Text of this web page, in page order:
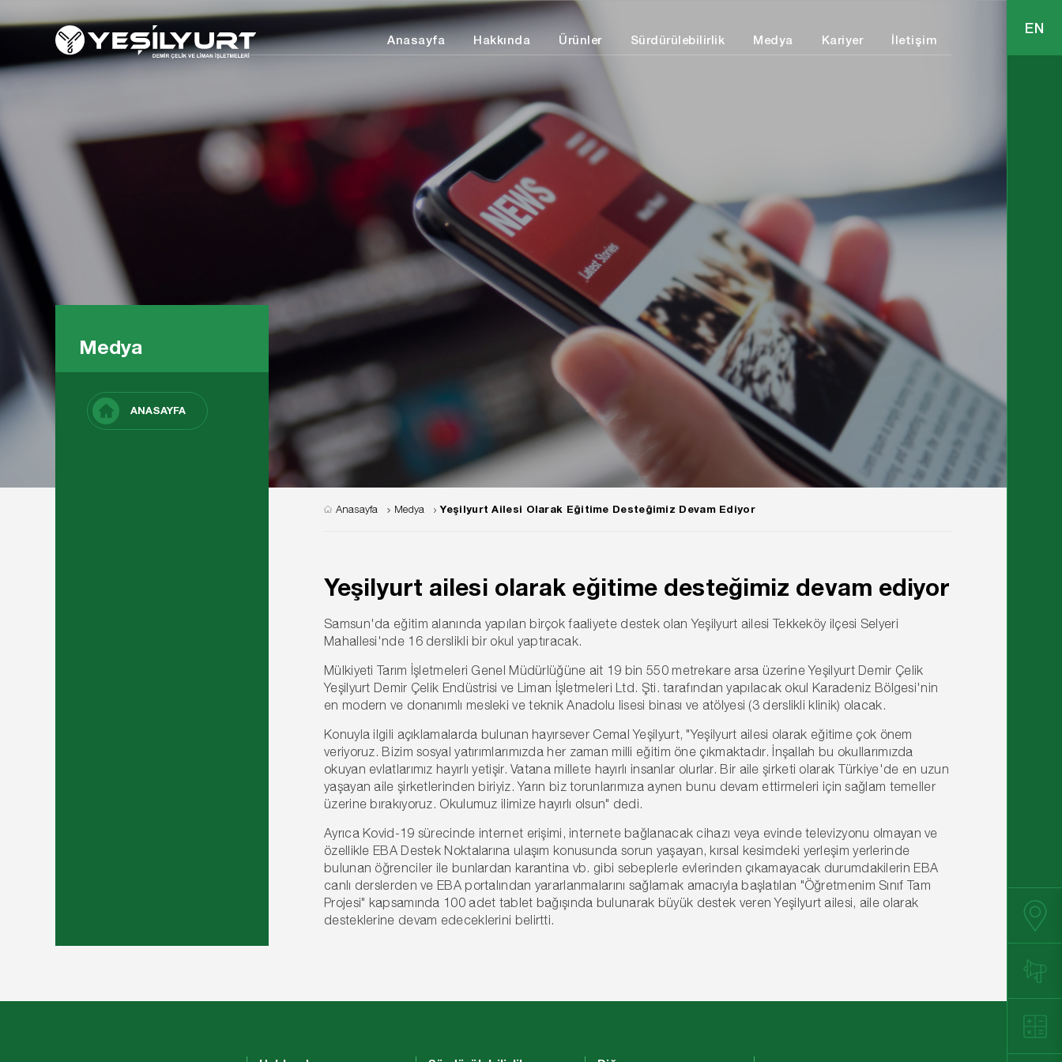
Anasayfa Hakkında Ürünler Sürdürülebilirlik Medya Kariyer İletişim
EN
Medya
ANASAYFA
Anasayfa Medya Yeşilyurt Ailesi Olarak Eğitime Desteğimiz Devam Ediyor
Yeşilyurt ailesi olarak eğitime desteğimiz devam ediyor
Samsun'da eğitim alanında yapılan birçok faaliyete destek olan Yeşilyurt ailesi Tekkeköy ilçesi Selyeri
Mahallesi'nde 16 derslikli bir okul yaptıracak.
Mülkiyeti Tarım İşletmeleri Genel Müdürlüğüne ait 19 bin 550 metrekare arsa üzerine Yeşilyurt Demir Çelik
Yeşilyurt Demir Çelik Endüstrisi ve Liman İşletmeleri Ltd. Şti. tarafından yapılacak okul Karadeniz Bölgesi'nin
en modern ve donanımlı mesleki ve teknik Anadolu lisesi binası ve atölyesi (3 derslikli klinik) olacak.
Konuyla ilgili açıklamalarda bulunan hayırsever Cemal Yeşilyurt, "Yeşilyurt ailesi olarak eğitime çok önem
veriyoruz. Bizim sosyal yatırımlarımızda her zaman milli eğitim öne çıkmaktadır. İnşallah bu okullarımızda
okuyan evlatlarımız hayırlı yetişir. Vatana millete hayırlı insanlar olurlar. Bir aile şirketi olarak Türkiye'de en uzun
yaşayan aile şirketlerinden biriyiz. Yarın biz torunlarımıza aynen bunu devam ettirmeleri için sağlam temeller
üzerine bırakıyoruz. Okulumuz ilimize hayırlı olsun" dedi.
Ayrıca Kovid-19 sürecinde internet erişimi, internete bağlanacak cihazı veya evinde televizyonu olmayan ve
özellikle EBA Destek Noktalarına ulaşım konusunda sorun yaşayan, kırsal kesimdeki yerleşim yerlerinde
bulunan öğrenciler ile bunlardan karantina vb. gibi sebeplerle evlerinden çıkamayacak durumdakilerin EBA
canlı derslerden ve EBA portalından yararlanmalarını sağlamak amacıyla başlatılan "Öğretmenim Sınıf Tam
Projesi" kapsamında 100 adet tablet bağışında bulunarak büyük destek veren Yeşilyurt ailesi, aile olarak
desteklerine devam edeceklerini belirtti.